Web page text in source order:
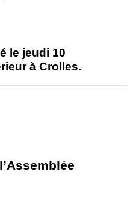
le jeudi 10
à Crolles.